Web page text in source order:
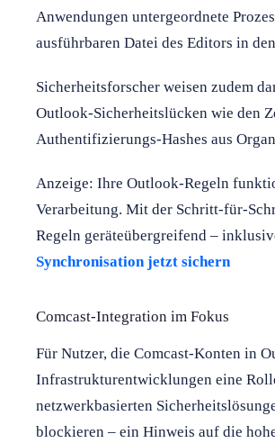
Anwendungen untergeordnete
ausführbaren Datei des Editors in
Sicherheitsforscher weisen zudem
Outlook-Sicherheitslücken wie den
Authentifizierungs-Hashes aus
Anzeige: Ihre Outlook-Regeln
Verarbeitung. Mit der Schritt-für-
Regeln geräteübergreifend –
Synchronisation jetzt sichern
Comcast-Integration im Fokus
Für Nutzer, die Comcast-Konten in
Infrastrukturentwicklungen eine
netzwerkbasierten
blockieren – ein Hinweis auf die